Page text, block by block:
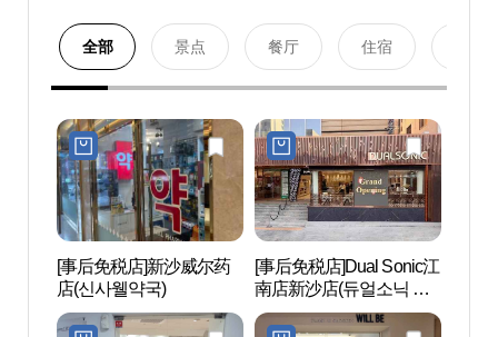
全部 景点 餐厅 住宿
[事后免税店]新沙威尔药
店(신사웰약국)
[事后免税店]Dual Sonic江
南店新沙店(듀얼소닉 강
남신사점)